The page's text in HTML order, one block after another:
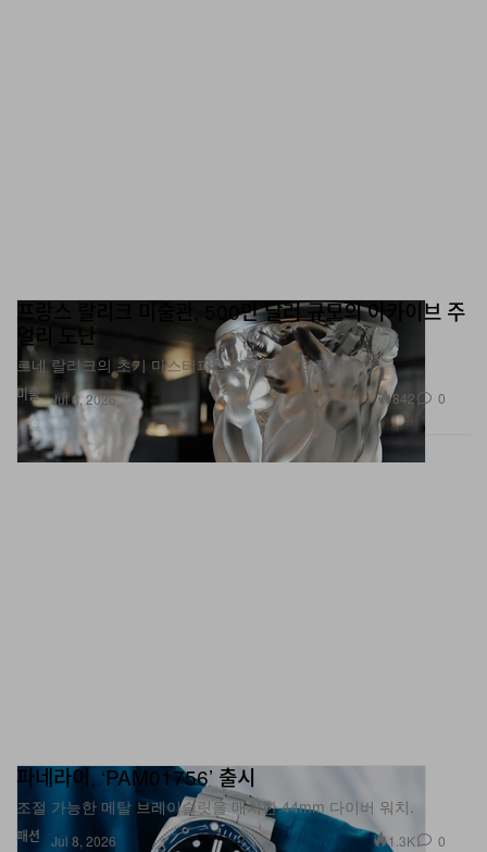
미술
프랑스 랄리크 미술관, 500만 달러 규모의 아카이브 주
얼리 도난
르네 랄리크의 초기 마스터피스 27점이 사라졌다.
Jul 8, 2026 842 0
패션
파네라이, ‘PAM01756’ 출시
조절 가능한 메탈 브레이슬릿을 매치한 44mm 다이버 워치.
Jul 8, 2026 1.3K 0